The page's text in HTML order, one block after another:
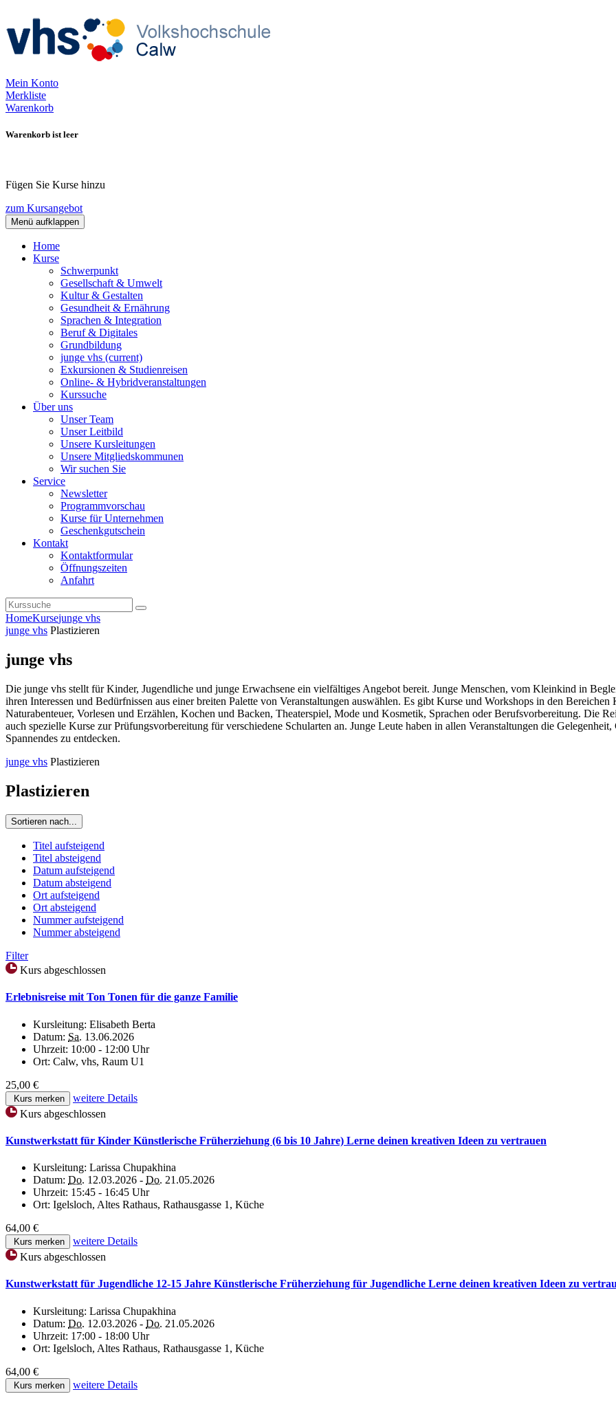
Mein Konto
Merkliste
Warenkorb
Warenkorb ist leer
Fügen Sie Kurse hinzu
zum Kursangebot
Menü aufklappen
Home
Kurse
Schwerpunkt
Gesellschaft & Umwelt
Kultur & Gestalten
Gesundheit & Ernährung
Sprachen & Integration
Beruf & Digitales
Grundbildung
junge vhs (current)
Exkursionen & Studienreisen
Online- & Hybridveranstaltungen
Kurssuche
Über uns
Unser Team
Unser Leitbild
Unsere Kursleitungen
Unsere Mitgliedskommunen
Wir suchen Sie
Service
Newsletter
Programmvorschau
Kurse für Unternehmen
Geschenkgutschein
Kontakt
Kontaktformular
Öffnungszeiten
Anfahrt
HomeKursejunge vhs
junge vhs Plastizieren
junge vhs
Die junge vhs stellt für Kinder, Jugendliche und junge Erwachsene ein vielfältiges Angebot bereit. Junge Menschen, vom Kleinkind in
ihren Interessen und Bedürfnissen aus einer breiten Palette von Veranstaltungen auswählen. Es gibt Kurse und Workshops in den
Naturabenteuer, Vorlesen und Erzählen, Kochen und Backen, Theaterspiel, Mode und Kosmetik, Sprachen oder Berufsvorbereitung. Die
auch spezielle Kurse zur Prüfungsvorbereitung für verschiedene Schularten an. Junge Leute haben in allen Veranstaltungen die
Spannendes zu entdecken.
junge vhs Plastizieren
Plastizieren
Sortieren nach...
Titel aufsteigend
Titel absteigend
Datum aufsteigend
Datum absteigend
Ort aufsteigend
Ort absteigend
Nummer aufsteigend
Nummer absteigend
Filter
Kurs abgeschlossen
Erlebnisreise mit Ton Tonen für die ganze Familie
Kursleitung: Elisabeth Berta
Datum: Sa. 13.06.2026
Uhrzeit: 10:00 - 12:00 Uhr
Ort: Calw, vhs, Raum U1
25,00 €
Kurs merken
weitere Details
Kurs abgeschlossen
Kunstwerkstatt für Kinder Künstlerische Früherziehung (6 bis 10 Jahre) Lerne deinen kreativen Ideen zu vertrauen
Kursleitung: Larissa Chupakhina
Datum: Do. 12.03.2026 - Do. 21.05.2026
Uhrzeit: 15:45 - 16:45 Uhr
Ort: Igelsloch, Altes Rathaus, Rathausgasse 1, Küche
64,00 €
Kurs merken
weitere Details
Kurs abgeschlossen
Kunstwerkstatt für Jugendliche 12-15 Jahre Künstlerische Früherziehung für Jugendliche Lerne deinen kreativen Ideen zu
Kursleitung: Larissa Chupakhina
Datum: Do. 12.03.2026 - Do. 21.05.2026
Uhrzeit: 17:00 - 18:00 Uhr
Ort: Igelsloch, Altes Rathaus, Rathausgasse 1, Küche
64,00 €
Kurs merken weitere Details